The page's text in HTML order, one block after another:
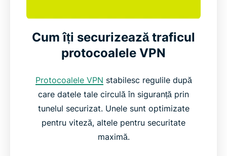
Cum îți securizează traficul
protocoalele VPN
Protocoalele VPN stabilesc regulile după
care datele tale circulă în siguranță prin
tunelul securizat. Unele sunt optimizate
pentru viteză, altele pentru securitate
maximă.